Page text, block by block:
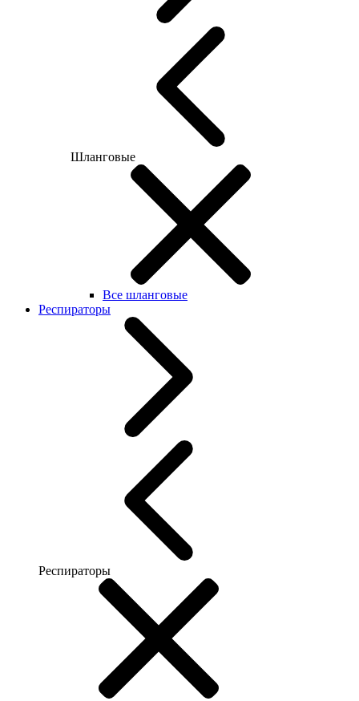
Шланговые
Все шланговые
Респираторы
Респираторы